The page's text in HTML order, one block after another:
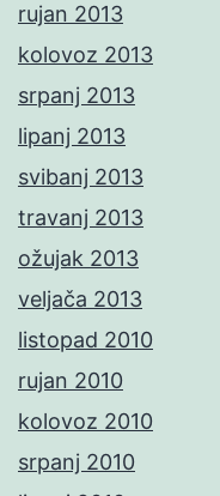
rujan 2013
kolovoz 2013
srpanj 2013
lipanj 2013
svibanj 2013
travanj 2013
ožujak 2013
veljača 2013
listopad 2010
rujan 2010
kolovoz 2010
srpanj 2010